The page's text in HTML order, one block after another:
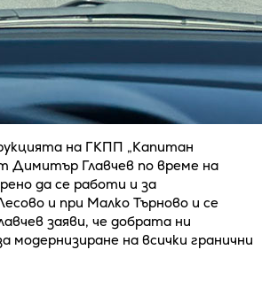
на ГКПП „Капитан
Димитър Главчев по време на
да се работи и за
и при Малко Търново и се
заяви, че добрата ни
модернизиране на всички гранични